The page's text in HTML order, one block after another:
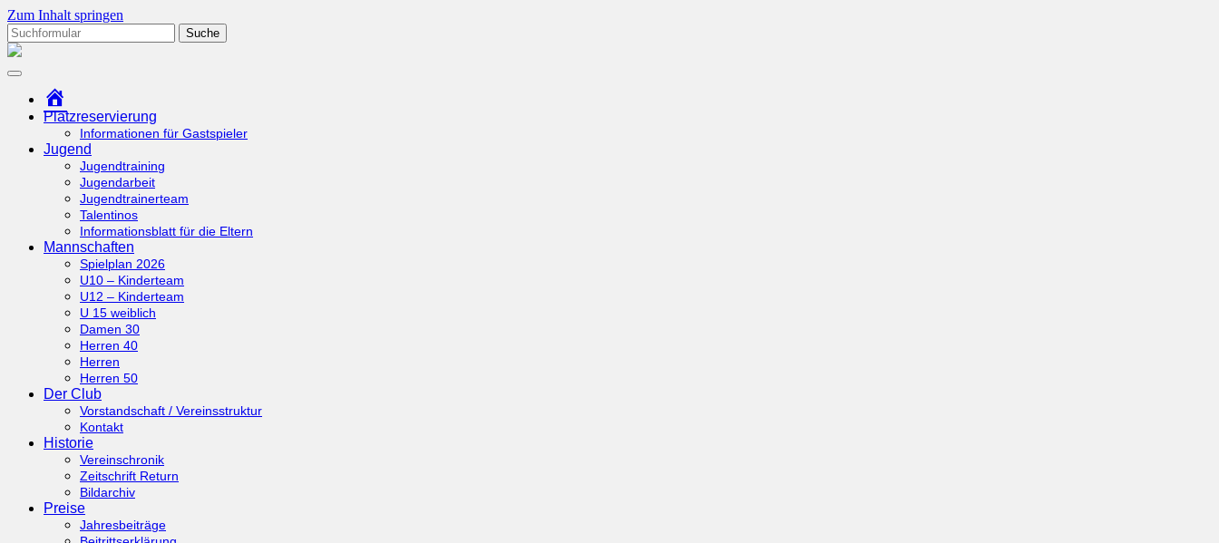
Zum Inhalt springen
Suchen
nach:tcottenhoefen.de
Platzreservierung
Informationen für Gastspieler
Jugend
Jugendtraining
Jugendarbeit
Jugendtrainerteam
Talentinos
Informationsblatt für die Eltern
Mannschaften
Spielplan 2026
U10 – Kinderteam
U12 – Kinderteam
U 15 weiblich
Damen 30
Herren 40
Herren
Herren 50
Der Club
Vorstandschaft / Vereinsstruktur
Kontakt
Historie
Vereinschronik
Zeitschrift Return
Bildarchiv
Preise
Jahresbeiträge